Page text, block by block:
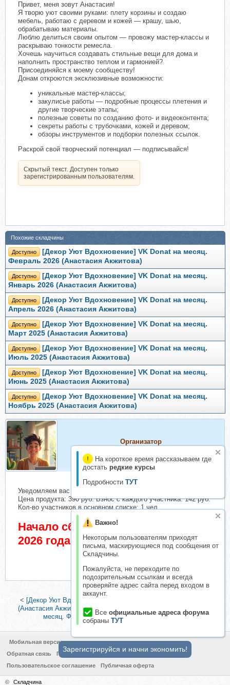
На короткое время рассказываем где
достать редкие курсы
Подробности ТУТ
Важно!
Некоторым пользователям приходят
письма, маскирующиеся под сообщения от
Складчины.
Пожалуйста, не переходите по
подозрительным ссылкам и всегда
проверяйте адрес сайта перед входом в
аккаунт.
Все официальные адреса форума
собраны ТУТ
Привет, меня зовут Анастасия!
Я творю уют своими руками: плету корзины и создаю
мебель, работаю с деревом и кожей — крашу, шью,
обрабатываю материалы.
Люблю делиться своим опытом — провожу мастер‑классы и
раскрываю тонкости ремесла.
Хочешь научиться создавать стильные вещи для дома и
наполнить пространство теплом и гармонией?
Присоединяйся к моему сообществу!
Донам откроются эксклюзивные возможности:
уникальные мастер‑классы;
закулисье работы — подробные процессы плетения и
другие творческие этапы;
полезные советы по созданию фото- и видеоконтента;
секреты работы с трубочками, кожей и деревом;
обзоры инструментов и подборки полезных ссылок.
Раскрой свой творческий потенциал — подписывайся!
Скрытый текст. Доступен только
зарегистрированным пользователям.
Похожие складчины
Доступно
[Декор Уют Вдохновение] VK Donat на месяц.
Февраль 2026 (Анастасия Акжитова)
Доступно
[Декор Уют Вдохновение] VK Donat на месяц.
Январь 2026 (Анастасия Акжитова)
Доступно
[Декор Уют Вдохновение] VK Donat на месяц.
Апрель 2026 (Анастасия Акжитова)
Доступно
[Декор Уют Вдохновение] VK Donat на месяц.
Март 2025 (Анастасия Акжитова)
Доступно
[Декор Уют Вдохновение] VK Donat на месяц.
Июль 2025 (Анастасия Акжитова)
Доступно
[Декор Уют Вдохновение] VK Donat на месяц.
Июнь 2025 (Анастасия Акжитова)
Доступно
[Декор Уют Вдохновение] VK Donat на месяц.
Ноябрь 2025 (Анастасия Акжитова)
Организатор
Уведомляем вас о начале сбора взносов.
Цена продукта: 390 руб. Взнос с каждого участника: 142 руб.
Кол-во участников в основном списке: 1 чел.
Начало сбора взносов 7 Июль
2026 года
< [Декор Уют Вдохновение] VK Donat на месяц. Апрель 2026
(Анастасия Акжитова)| [Декор Уют Вдохновение] VK Donat на
месяц. Февраль 2026 (Анастасия Акжитова)>
Мобильная версия
Обратная связь
Политика конфиденциальности
Пользовательское соглашение
Публичная оферта
© Складчина
Зарегистрируйся и начни экономить!